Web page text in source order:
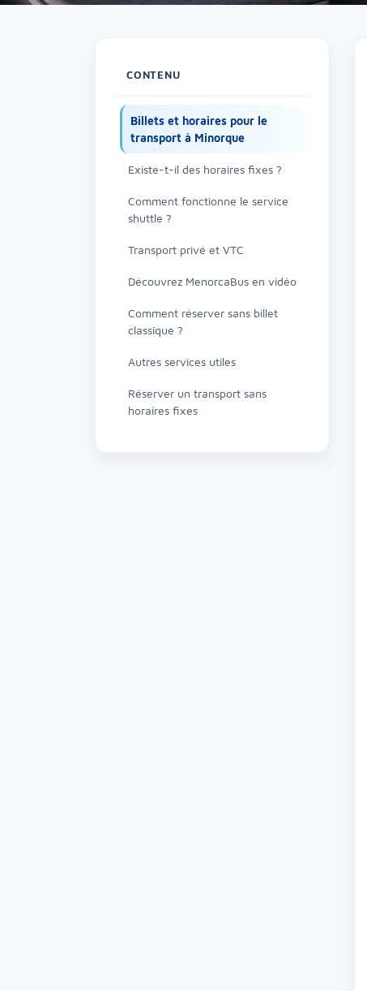
CONTENU
Billets et horaires pour le
transport à Minorque
Existe-t-il des horaires fixes ?
Comment fonctionne le service
shuttle ?
Transport privé et VTC
Découvrez MenorcaBus en vidéo
Comment réserver sans billet
classique ?
Autres services utiles
Réserver un transport sans
horaires fixes